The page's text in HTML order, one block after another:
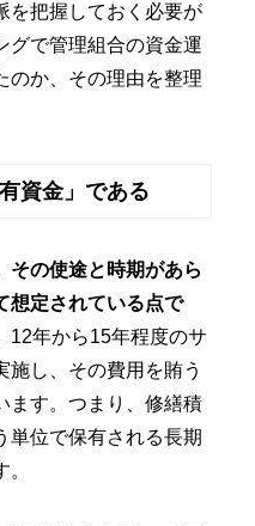
を把握しておく必要が
グで管理組合の資金運
のか、その理由を整理
資金」である
その使途と時期があら
想定されている点で
12年から15年程度のサ
施し、その費用を賄う
ます。つまり、修繕積
単位で保有される長期